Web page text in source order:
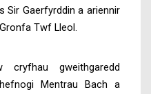
Sir Gaerfyrddin a ariennir
Twf Lleol.
gweithgaredd
Mentrau Bach a